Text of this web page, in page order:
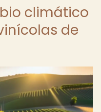
climático
de